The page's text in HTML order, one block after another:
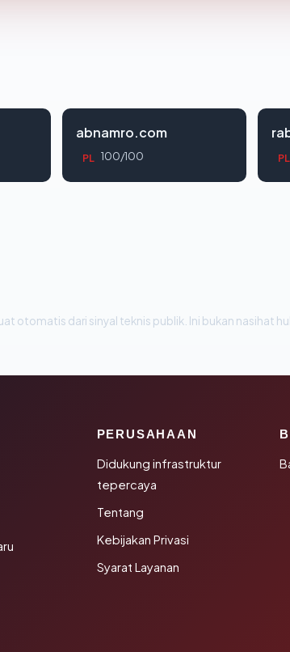
abnamro.com
PL 100/100 PL
otomatis dari sinyal teknis publik. Ini bukan nasihat
PERUSAHAAN
Didukung infrastruktur
tepercaya
Tentang
Kebijakan Privasi
Syarat Layanan